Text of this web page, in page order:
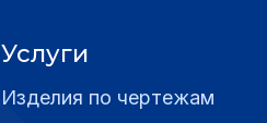
Услуги
Изделия по чертежам